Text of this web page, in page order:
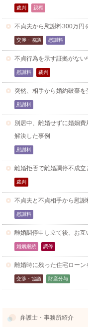
裁判 親権
不貞夫から慰謝料300万円
交渉・協議 慰謝料
不貞行為を示す証拠がな
慰謝料 裁判
突然、相手から婚約破棄
慰謝料
別居中、離婚せずに婚姻
解決した事例
慰謝料
離婚拒否で離婚調停不成
裁判
不貞夫と不貞相手から慰
慰謝料
離婚調停申し立て後、お
婚姻継続 調停
離婚時に残った住宅ロー
交渉・協議 財産分与
弁護士・事務所紹介